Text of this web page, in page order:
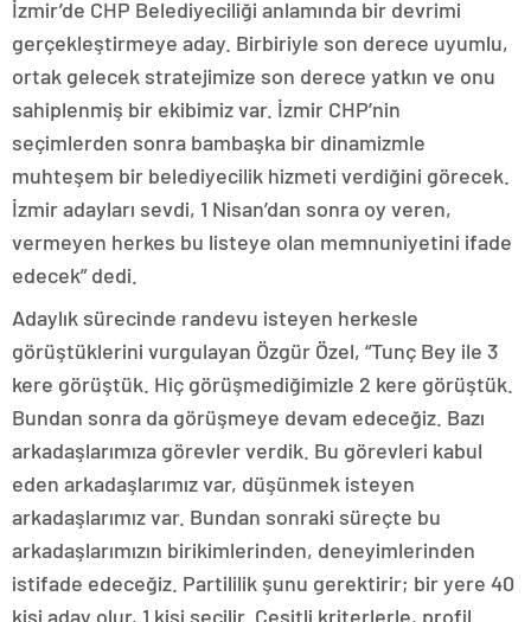
İzmir’de CHP Belediyeciliği anlamında bir devrimi
gerçekleştirmeye aday. Birbiriyle son derece uyumlu,
ortak gelecek stratejimize son derece yatkın ve onu
sahiplenmiş bir ekibimiz var. İzmir CHP’nin
seçimlerden sonra bambaşka bir dinamizmle
muhteşem bir belediyecilik hizmeti verdiğini görecek.
İzmir adayları sevdi, 1 Nisan’dan sonra oy veren,
vermeyen herkes bu listeye olan memnuniyetini ifade
edecek” dedi.
Adaylık sürecinde randevu isteyen herkesle
görüştüklerini vurgulayan Özgür Özel, “Tunç Bey ile 3
kere görüştük. Hiç görüşmediğimizle 2 kere görüştük.
Bundan sonra da görüşmeye devam edeceğiz. Bazı
arkadaşlarımıza görevler verdik. Bu görevleri kabul
eden arkadaşlarımız var, düşünmek isteyen
arkadaşlarımız var. Bundan sonraki süreçte bu
arkadaşlarımızın birikimlerinden, deneyimlerinden
istifade edeceğiz. Partililik şunu gerektirir; bir yere 40
kişi aday olur, 1 kişi seçilir. Çeşitli kriterlerle, profil